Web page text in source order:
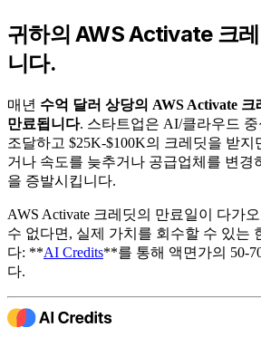
귀하의 AWS Activate 크
니다.
매년 수억 달러 상당의 AWS Activate
만료됩니다. 스타트업은 AI/클라우드
조달하고 $25K-$100K의 크레딧을 받지
거나 속도를 늦추거나 공급업체를 변경
을 증발시킵니다.
AWS Activate 크레딧의 만료일이 다가
수 없다면, 실제 가치를 회수할 수 있는
다: **AI Credits**를 통해 액면가의 50-
다.